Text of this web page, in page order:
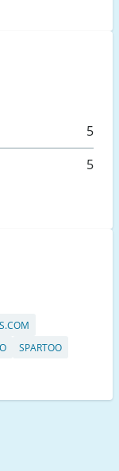
5
5
SPARTOO